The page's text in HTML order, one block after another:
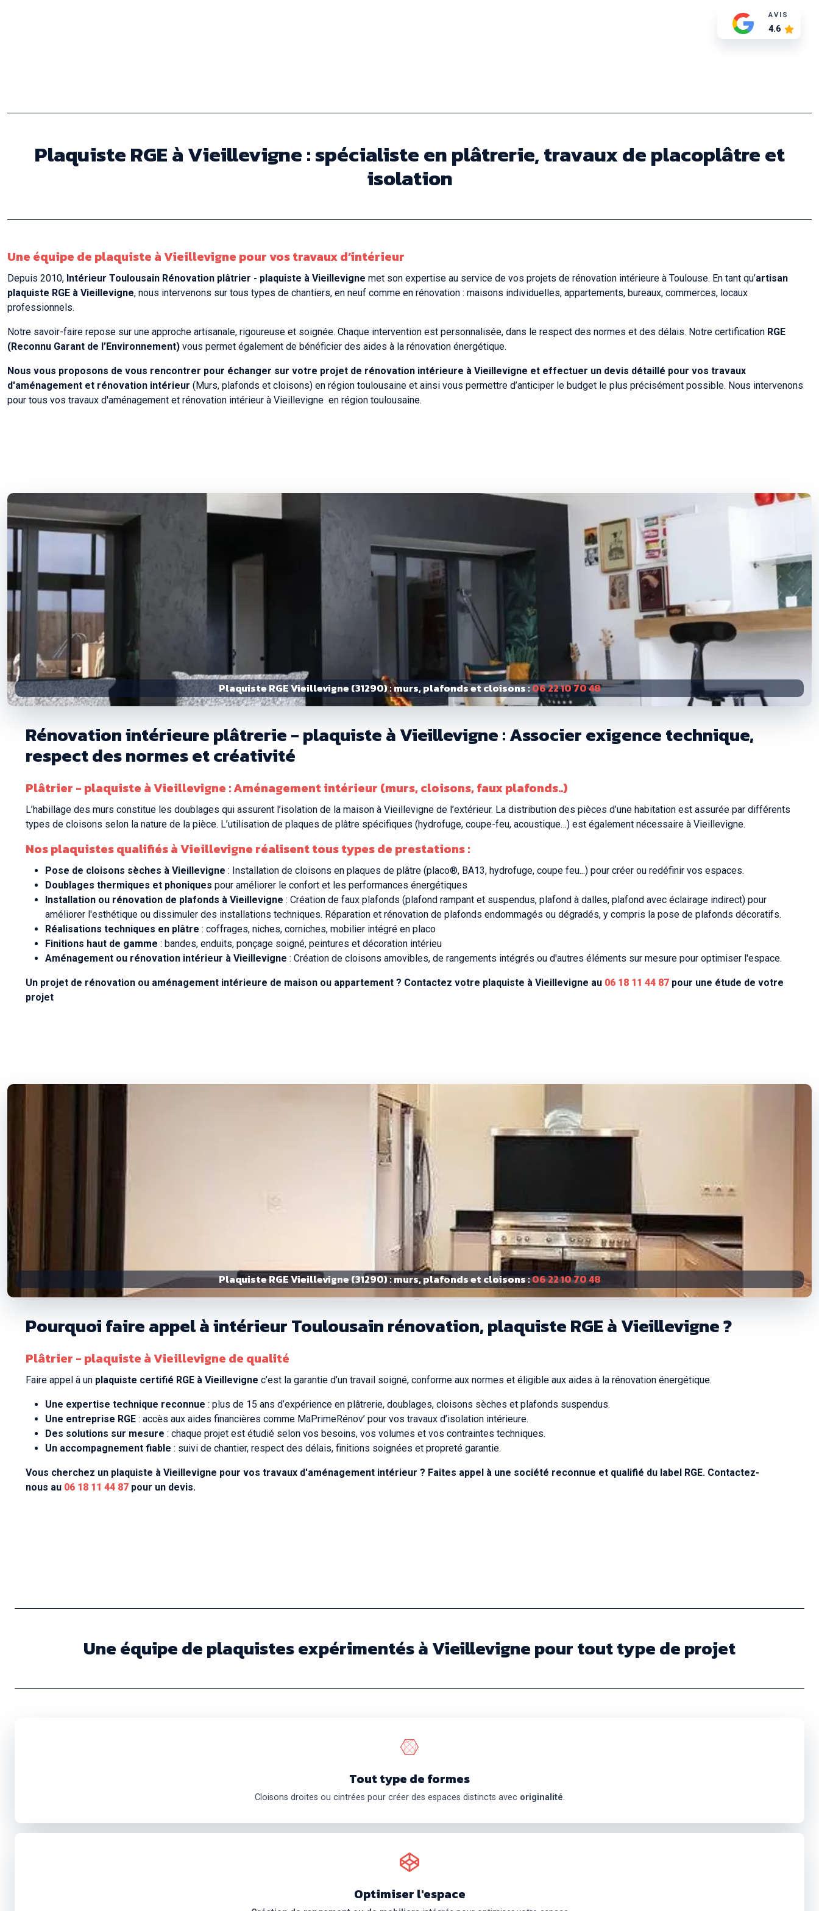
AVIS
4.6
Plaquiste RGE à Vieillevigne : spécialiste en plâtrerie, travaux de placoplâtre et
isolation
Une équipe de plaquiste à Vieillevigne pour vos travaux d’intérieur
Depuis 2010, Intérieur Toulousain Rénovation plâtrier - plaquiste à Vieillevigne met son expertise au service de vos projets de rénovation intérieure à Toulouse. En tant qu’artisan
plaquiste RGE à Vieillevigne, nous intervenons sur tous types de chantiers, en neuf comme en rénovation : maisons individuelles, appartements, bureaux, commerces, locaux
professionnels.
Notre savoir-faire repose sur une approche artisanale, rigoureuse et soignée. Chaque intervention est personnalisée, dans le respect des normes et des délais. Notre certification RGE
(Reconnu Garant de l’Environnement) vous permet également de bénéficier des aides à la rénovation énergétique.
Nous vous proposons de vous rencontrer pour échanger sur votre projet de rénovation intérieure à Vieillevigne et effectuer un devis détaillé pour vos travaux
d'aménagement et rénovation intérieur (Murs, plafonds et cloisons) en région toulousaine et ainsi vous permettre d’anticiper le budget le plus précisément possible. Nous intervenons
pour tous vos travaux d'aménagement et rénovation intérieur à Vieillevigne en région toulousaine.
Plaquiste RGE Vieillevigne (31290) : murs, plafonds et cloisons :06 22 10 70 48
Rénovation intérieure plâtrerie - plaquiste à Vieillevigne : Associer exigence technique,
respect des normes et créativité
Plâtrier - plaquiste à Vieillevigne : Aménagement intérieur (murs, cloisons, faux plafonds..)
L’habillage des murs constitue les doublages qui assurent l’isolation de la maison à Vieillevigne de l’extérieur. La distribution des pièces d’une habitation est assurée par différents
types de cloisons selon la nature de la pièce. L’utilisation de plaques de plâtre spécifiques (hydrofuge, coupe-feu, acoustique…) est également nécessaire à Vieillevigne.
Nosplaquistes qualifiés à Vieillevigne réalisent tous types de prestations :
Pose de cloisons sèches à Vieillevigne : Installation de cloisons en plaques de plâtre (placo®, BA13, hydrofuge, coupe feu...) pour créer ou redéfinir vos espaces.
Doublages thermiques et phoniques pour améliorer le confort et les performances énergétiques
Installation ou rénovation de plafonds à Vieillevigne : Création de faux plafonds (plafond rampant et suspendus, plafond à dalles, plafond avec éclairage indirect) pour
améliorer l'esthétique ou dissimuler des installations techniques. Réparation et rénovation de plafonds endommagés ou dégradés, y compris la pose de plafonds décoratifs.
Réalisations techniques en plâtre : coffrages, niches, corniches, mobilier intégré en placo
Finitions haut de gamme : bandes, enduits, ponçage soigné, peintures et décoration intérieu
Aménagement ou rénovation intérieur à Vieillevigne : Création de cloisons amovibles, de rangements intégrés ou d'autres éléments sur mesure pour optimiser l'espace.
Un projet de rénovation ou aménagement intérieure de maison ou appartement ? Contactez votre plaquiste à Vieillevigne au 06 18 11 44 87 pour une étude de votre
projet
Plaquiste RGE Vieillevigne (31290) : murs, plafonds et cloisons :06 22 10 70 48
Pourquoi faire appel à intérieur Toulousain rénovation, plaquiste RGE à Vieillevigne ?
Plâtrier - plaquiste à Vieillevigne de qualité
Faire appel à un plaquiste certifié RGE à Vieillevigne c’est la garantie d’un travail soigné, conforme aux normes et éligible aux aides à la rénovation énergétique.
Une expertise technique reconnue : plus de 15 ans d’expérience en plâtrerie, doublages, cloisons sèches et plafonds suspendus.
Une entreprise RGE : accès aux aides financières comme MaPrimeRénov’ pour vos travaux d’isolation intérieure.
Des solutions sur mesure : chaque projet est étudié selon vos besoins, vos volumes et vos contraintes techniques.
Un accompagnement fiable : suivi de chantier, respect des délais, finitions soignées et propreté garantie.
Vous cherchez un plaquiste à Vieillevigne pour vos travaux d'aménagement intérieur ? Faites appel à une société reconnue et qualifié du label RGE. Contactez-
nous au 06 18 11 44 87 pour un devis.
Une équipe de plaquistes expérimentés à Vieillevigne pour tout type de projet
Tout type de formes
Cloisons droites ou cintrées pour créer des espaces distincts avec originalité.
Optimiser l'espace